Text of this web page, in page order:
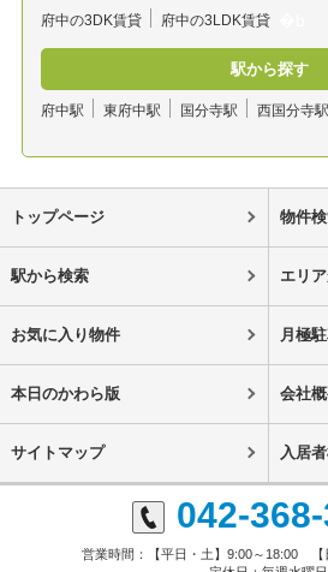
府中の3DK賃貸
府中の3LDK賃貸
駅から探す
府中駅 東府中駅 国分寺駅 西国分寺駅
トップページ 物件
駅から検索 エリ
お気に入り物件 月極
本日のかわら版 会社
サイトマップ 入居
042-
営業時間：【平日・土】9:00～18:00 【